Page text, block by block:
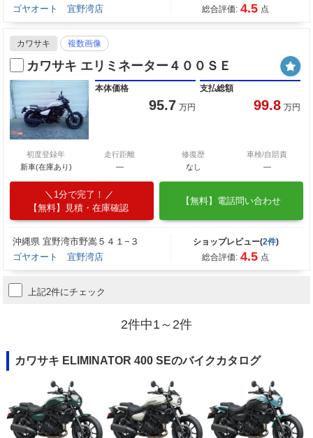
ゴヤオート 宜野湾店
総合評価: 4.5 点
カワサキ 複数画像
カワサキ エリミネーター４００ＳＥ
本体価格
95.7 万円
支払総額
99.8 万円
初度登録年
新車(在庫あり)
走行距離
―
修復歴
なし
車検/自賠責
―
1分で完了！
【無料】見積・在庫確認
【無料】電話問い合わせ
沖縄県 宜野湾市野嵩５４１−３
ゴヤオート 宜野湾店
ショップレビュー(2件)
総合評価: 4.5 点
上記2件にチェック
2件中1～2件
カワサキ ELIMINATOR 400 SEのバイクカタログ